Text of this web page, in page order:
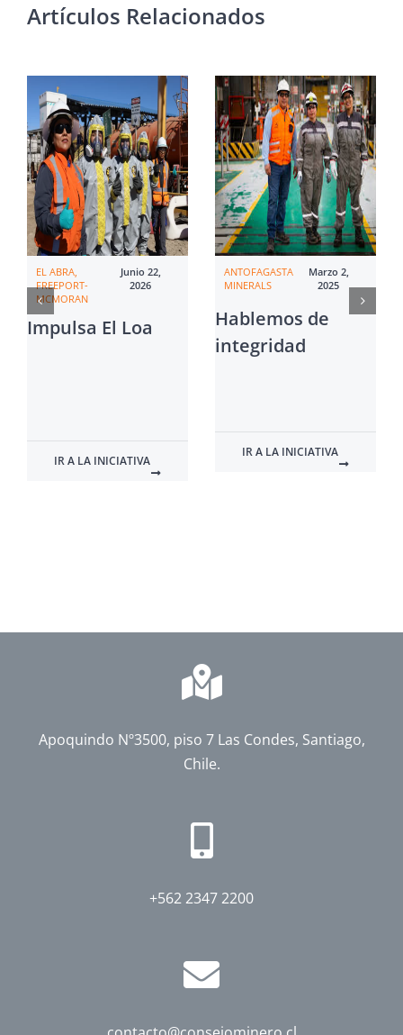
Artículos Relacionados
EL ABRA,
FREEPORT-
MCMORAN
Junio 22,
2026
Impulsa El Loa
IR A LA INICIATIVA
ANTOFAGASTA
MINERALS
Marzo 2,
2025
Hablemos de
integridad
IR A LA INICIATIVA
Apoquindo Nº3500, piso 7 Las Condes, Santiago,
Chile.
+562 2347 2200